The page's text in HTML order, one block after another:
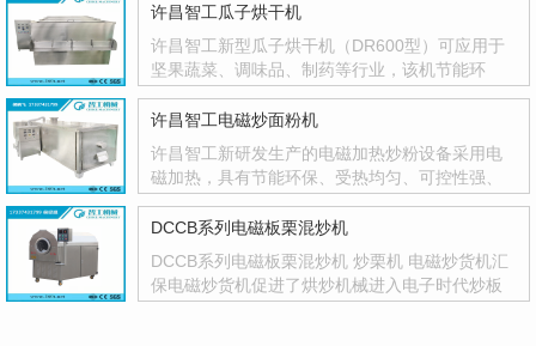
许昌智工瓜子烘干机
许昌智工新型瓜子烘干机（DR600型）可应用于
坚果蔬菜、调味品、制药等行业，该机节能环
功能，不···
许昌智工电磁炒面粉机
许昌智工新研发生产的电磁加热炒粉设备采用电
磁加热，具有节能环保、受热均匀、可控性强、
数设···
DCCB系列电磁板栗混炒机
DCCB系列电磁板栗混炒机 炒栗机 电磁炒货机汇
保电磁炒货机促进了烘炒机械进入电子时代炒板